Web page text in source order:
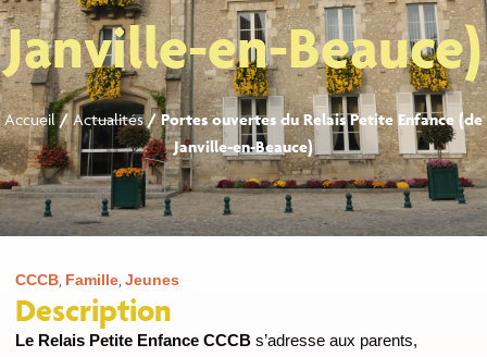
Janville-en-Beauce)
Accueil/Actualités/Portes ouvertes du Relais Petite Enfance (de
Janville-en-Beauce)
CCCB Famille Jeunes
Description
Le Relais Petite Enfance CCCB s’adresse aux parents,